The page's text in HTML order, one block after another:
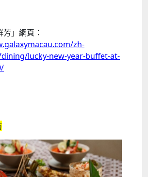
」網頁：
zh-
lucky-new-year-buffet-at-